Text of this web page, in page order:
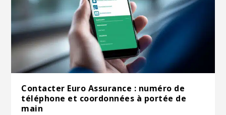
Contacter Euro Assurance : numéro de
téléphone et coordonnées à portée de
main